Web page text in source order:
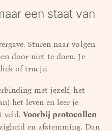
een staat van
Sturen naar volgen.
door niet te doen. Je
of trucje.
met jezelf, het
het leven en leer je
veld.Voorbij protocollen
en afstemming. Dan